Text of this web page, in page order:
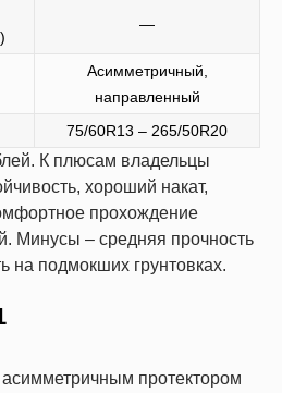
—
Асимметричный,
направленный
75/60R13 – 265/50R20
К плюсам владельцы
хороший накат,
прохождение
Минусы – средняя прочность
на подмокших грунтовках.
протектором